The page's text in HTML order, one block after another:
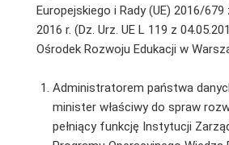
Europejskiego i Rady (UE) 2016/
2016 r. (Dz. Urz. UE L 119 z
Ośrodek Rozwoju Edukacji w
Administratorem państwa
minister właściwy do spraw
pełniący funkcję Instytucji